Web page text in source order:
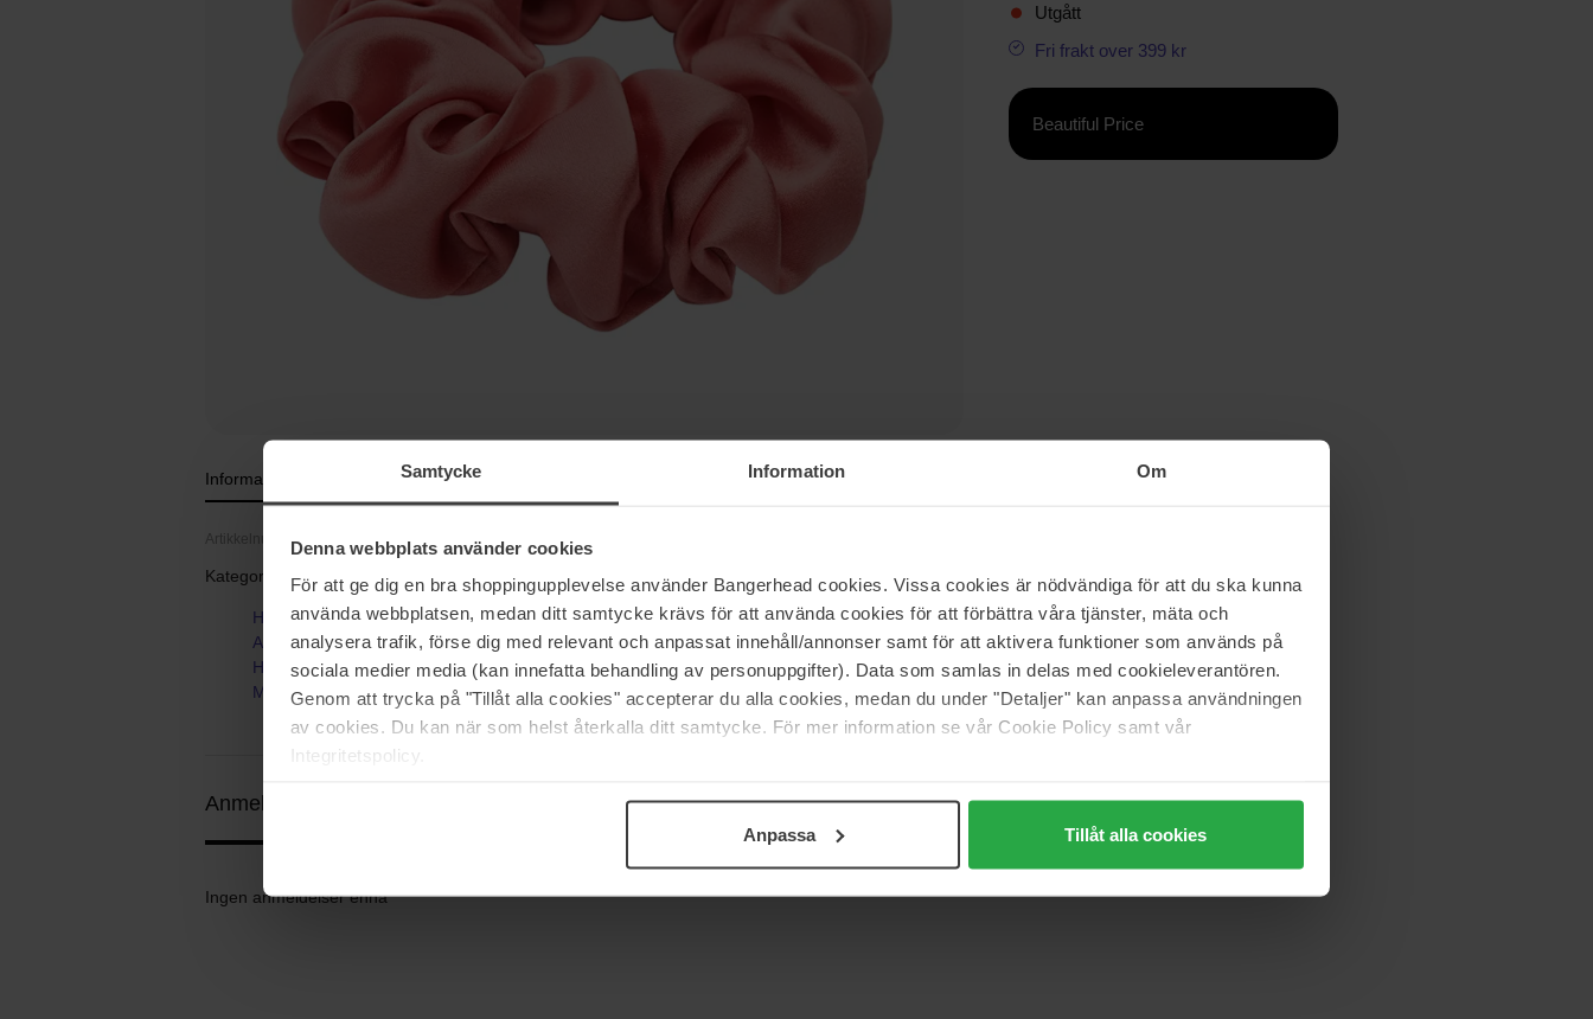
Samtycke Information Om
Denna webbplats använder cookies
För att ge dig en bra shoppingupplevelse använder Bangerhead cookies. Vissa cookies är nödvändiga för att du ska kunna
använda webbplatsen, medan ditt samtycke krävs för att använda cookies för att förbättra våra tjänster, mäta och
analysera trafik, förse dig med relevant och anpassat innehåll/annonser samt för att aktivera funktioner som används på
sociala medier media (kan innefatta behandling av personuppgifter). Data som samlas in delas med cookieleverantören.
Genom att trycka på "Tillåt alla cookies" accepterar du alla cookies, medan du under "Detaljer" kan anpassa användningen
av cookies. Du kan när som helst återkalla ditt samtycke. För mer information se vår Cookie Policy samt vår
Integritetspolicy.
Anpassa Tillåt alla cookies
Utgått
Fri frakt over 399 kr
Beautiful Price
Informasjon
Artikkelnummer: 106241
Kategorier:
Hjem
Accessories
Hårbånd & Hårpynt
Mulberry Silk Scrunchie
Anmeldelser (0)
Ingen anmeldelser ennå